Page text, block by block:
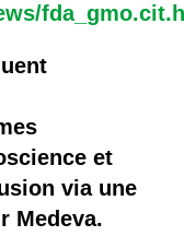
et
via une
Medeva.